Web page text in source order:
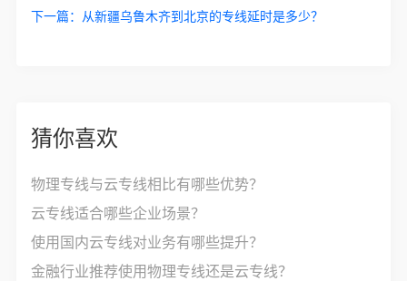
下一篇： 从新疆乌鲁木齐到北京的专线延时是多少？
猜你喜欢
物理专线与云专线相比有哪些优势？
云专线适合哪些企业场景？
使用国内云专线对业务有哪些提升？
金融行业推荐使用物理专线还是云专线？